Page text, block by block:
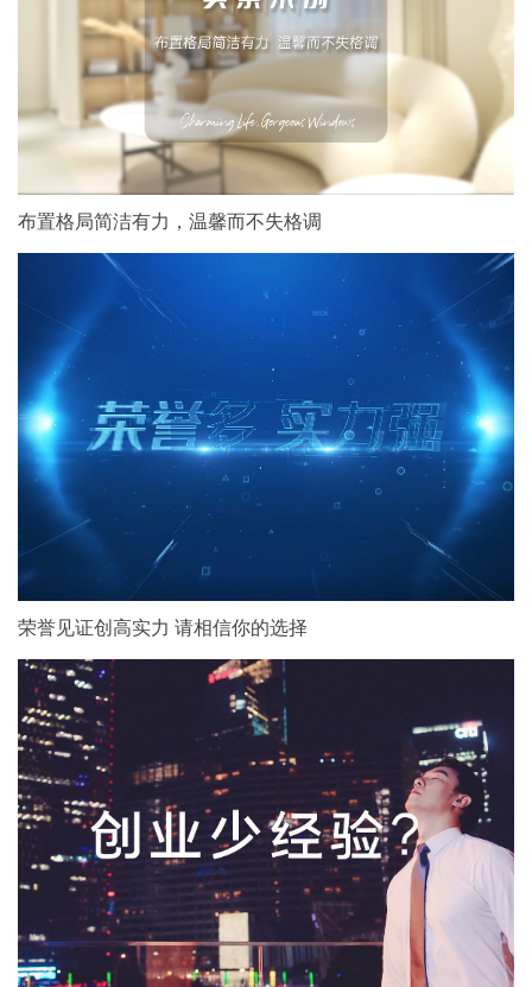
布置格局简洁有力，温馨而不失格调
荣誉见证创高实力 请相信你的选择